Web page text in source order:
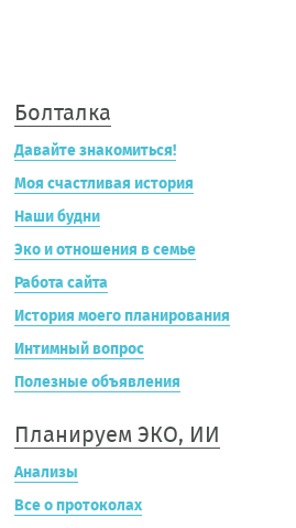
Болталка
Давайте знакомиться!
Моя счастливая история
Наши будни
Эко и отношения в семье
Работа сайта
История моего планирования
Интимный вопрос
Полезные объявления
Планируем ЭКО, ИИ
Анализы
Все о протоколах